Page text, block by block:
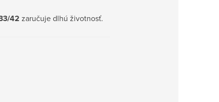
42 zaručuje dlhú životnosť.